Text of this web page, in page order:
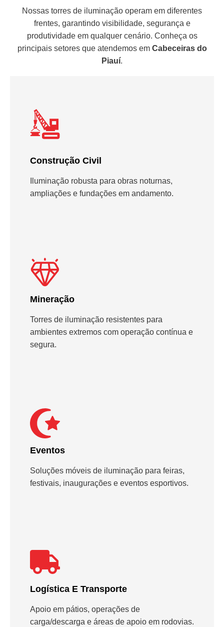
Nossas torres de iluminação operam em diferentes
frentes, garantindo visibilidade, segurança e
produtividade em qualquer cenário. Conheça os
principais setores que atendemos em Cabeceiras do
Piauí.
Construção Civil
Iluminação robusta para obras noturnas,
ampliações e fundações em andamento.
Mineração
Torres de iluminação resistentes para
ambientes extremos com operação contínua e
segura.
Eventos
Soluções móveis de iluminação para feiras,
festivais, inaugurações e eventos esportivos.
Logística E Transporte
Apoio em pátios, operações de
carga/descarga e áreas de apoio em rodovias.